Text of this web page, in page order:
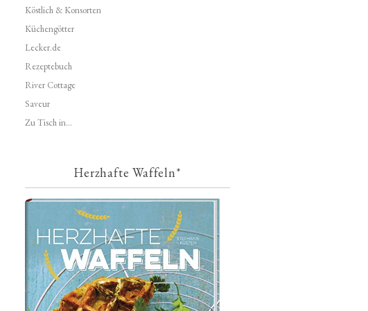
Köstlich & Konsorten
Küchengötter
Lecker.de
Rezeptebuch
River Cottage
Saveur
Zu Tisch in...
Herzhafte Waffeln*